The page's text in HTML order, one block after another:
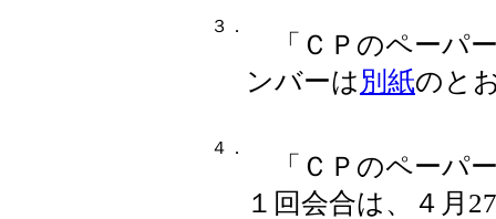
３．
「ＣＰのペーパ
ンバーは 別紙のと
４．
「ＣＰのペーパ
１回会合は、４月